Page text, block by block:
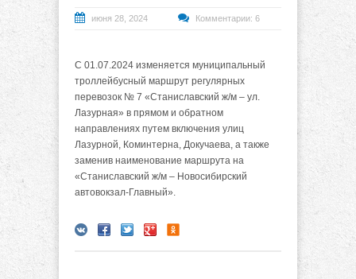
июня 28, 2024 Комментарии: 6
С 01.07.2024 изменяется муниципальный
троллейбусный маршрут регулярных
перевозок № 7 «Станиславский ж/м – ул.
Лазурная» в прямом и обратном
направлениях путем включения улиц
Лазурной, Коминтерна, Докучаева, а также
заменив наименование маршрута на
«Станиславский ж/м – Новосибирский
автовокзал-Главный».